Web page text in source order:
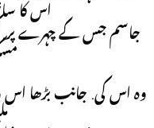
اس کا
جاسم جس کے چہرے پر.
وہ اس کی. جانب بڑھا اس